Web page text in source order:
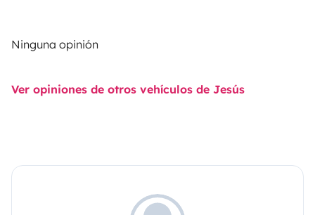
Ninguna opinión
Ver opiniones de otros vehículos de Jesús